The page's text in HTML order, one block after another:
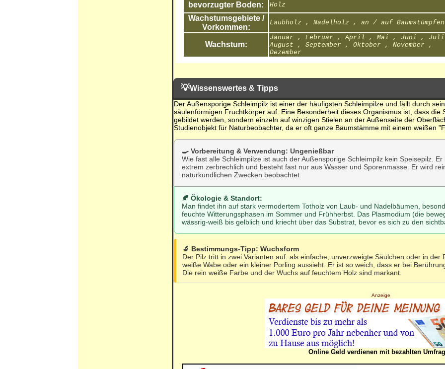
bevorzugter Boden: Holz
Wachstumsgebiete /
Vorkommen:
Laubholz , Nadelholz , an / auf Baumstümpfen
Wachstum:
Januar , Februar , April , Mai , Juni ,
August , September , Oktober , November ,
Dezember
💡Wissenswertes & Tipps
Der Außensporige Schleimpilz ist einer der häufigsten Schleimpilze und fällt durch
säulenförmigen Fruchtkörper auf. Eine Besonderheit dieses Organismus ist, dass
gebildet werden, sondern einzeln auf winzigen Stielen an der Außenseite der
Studienobjekt für Naturbeobachter, da er oft ganze Baumstämme mit einem weißen
🍳 Vorbereitung & Verwendung: Ungenießbar
Wie fast alle Schleimpilze ist auch der Außensporige Schleimpilz kein Speisepilz.
extrem zerbrechlich und besteht fast nur aus Wasser und Sporenmasse. Er wird
naturkundlichen Zwecken beobachtet.
🍂 Ökologie & Standort:
Man findet ihn auf stark vermodertem Totholz von Laub- und Nadelbäumen,
feuchte Witterungsphasen im Sommer und Frühherbst. Das Plasmodium (die
wässrig-weiß bis gelblich und kriecht über das Substrat, bevor es sich zu den
🔬 Bestimmungs-Tipp: Wuchsform
Der Pilz tritt in zwei Varianten auf: als einfache, unverzweigte Säulchen oder in der
weiße Wabe oder ein kleiner Porling aussieht. Er ist so weich, dass er bei
Die rein weiße Farbe und der Wuchs auf feuchtem Holz sind markant.
Anzeige
Online Geld verdienen mit bezahlten